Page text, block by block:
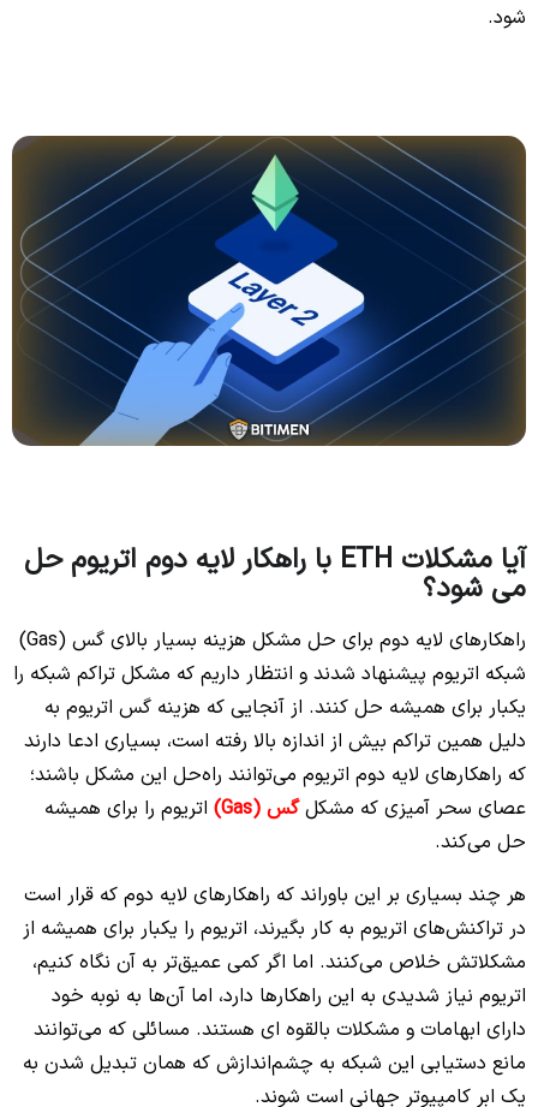
شود.
آیا مشکلات ETH با راهکار لایه دوم اتریوم حل
می شود؟
راهکارهای لایه دوم برای حل مشکل هزینه بسیار بالای گس (Gas)
شبکه اتریوم پیشنهاد شدند و انتظار داریم که مشکل تراکم شبکه را
یکبار برای همیشه حل کنند. از آنجایی که هزینه گس اتریوم به
دلیل همین تراکم بیش از اندازه بالا رفته است، بسیاری ادعا دارند
که راهکارهای لایه دوم اتریوم می‌توانند راه‌حل این مشکل باشند؛
عصای سحر آمیزی که مشکلگس (Gas)
اتریوم را برای همیشه
حل می‌کند.
هر چند بسیاری بر این باوراند که راهکارهای لایه دوم که قرار است
در تراکنش‌های اتریوم به کار بگیرند، اتریوم را یکبار برای همیشه از
مشکلاتش خلاص می‌کنند. اما اگر کمی عمیق‌تر به آن نگاه کنیم،
اتریوم نیاز شدیدی به این راهکارها دارد، اما آن‌ها به نوبه خود
دارای ابهامات و مشکلات بالقوه ای هستند. مسائلی که می‌توانند
مانع دستیابی این شبکه به چشم‌اندازش که همان تبدیل شدن به
یک ابر کامپیوتر جهانی است شوند.